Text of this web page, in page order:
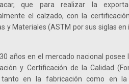
que para realizar la
el calzado, con la
y Materiales (ASTM por sus siglas en
años en el mercado nacional posee
y Certificación de la Calidad
tanto en la fabricación como en